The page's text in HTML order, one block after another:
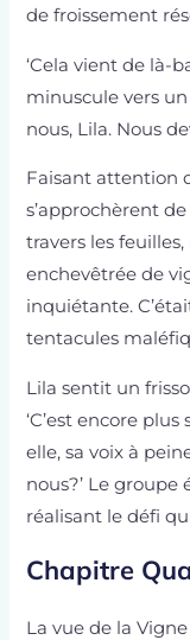
de froissement
‘Cela vient de là-
minuscule vers un
nous, Lila. Nous
Faisant attention
s’approchèrent
travers les
enchevêtrée de
inquiétante.
tentacules
Lila sentit un
‘C’est encore
elle, sa voix à
nous?’ Le
réalisant le défi
Chapitre
La vue de la